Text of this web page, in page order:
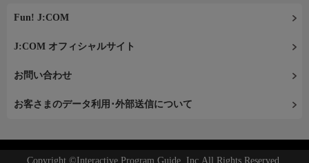
Fun! J:COM
J:COM オフィシャルサイト
お問い合わせ
お客さまのデータ利用･外部送信について
Copyright ©Interactive Program Guide, Inc.All Rights Reserved.